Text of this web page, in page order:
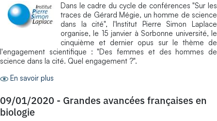
Dans le cadre du cycle de conférences "Sur les
traces de Gérard Mégie, un homme de science
dans la cité", l'Institut Pierre Simon Laplace
organise, le 15 janvier à Sorbonne université, le
cinquième et dernier opus sur le thème de
l'engagement scientifique : "Des femmes et des hommes de
science dans la cité. Quel engagement ?".
En savoir plus
09/01/2020 - Grandes avancées françaises en
biologie